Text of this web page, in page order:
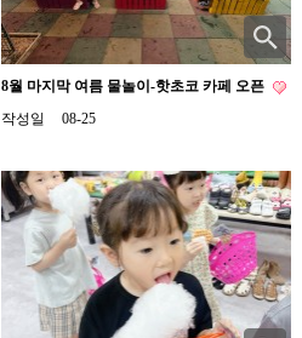
8월 마지막 여름 물놀이-핫초코 카페 오픈
작성일
08-25